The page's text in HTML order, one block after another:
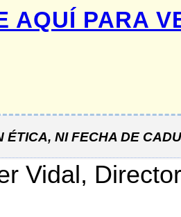
AQUÍ PARA
ÉTICA, NI FECHA DE
Vidal,